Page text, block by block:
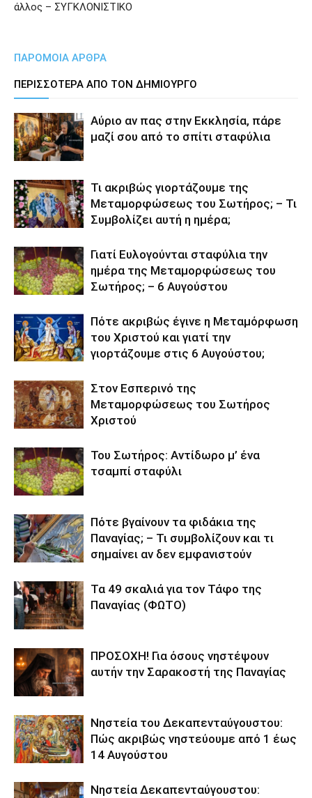
άλλος – ΣΥΓΚΛΟΝΙΣΤΙΚΟ
ΠΑΡΟΜΟΙΑ ΑΡΘΡΑ
ΠΕΡΙΣΣΟΤΕΡΑ ΑΠΟ ΤΟΝ ΔΗΜΙΟΥΡΓΟ
Αύριο αν πας στην Εκκλησία, πάρε
μαζί σου από το σπίτι σταφύλια
Τι ακριβώς γιορτάζουμε της
Μεταμορφώσεως του Σωτήρος; – Τι
Συμβολίζει αυτή η ημέρα;
Γιατί Ευλογούνται σταφύλια την
ημέρα της Μεταμορφώσεως του
Σωτήρος; – 6 Αυγούστου
Πότε ακριβώς έγινε η Μεταμόρφωση
του Χριστού και γιατί την
γιορτάζουμε στις 6 Αυγούστου;
Στον Εσπερινό της
Μεταμορφώσεως του Σωτήρος
Χριστού
Του Σωτήρος: Αντίδωρο μ’ ένα
τσαμπί σταφύλι
Πότε βγαίνουν τα φιδάκια της
Παναγίας; – Τι συμβολίζουν και τι
σημαίνει αν δεν εμφανιστούν
Τα 49 σκαλιά για τον Τάφο της
Παναγίας (ΦΩΤΟ)
ΠΡΟΣΟΧΗ! Για όσους νηστέψουν
αυτήν την Σαρακοστή της Παναγίας
Νηστεία του Δεκαπενταύγουστου:
Πώς ακριβώς νηστεύουμε από 1 έως
14 Αυγούστου
Νηστεία Δεκαπενταύγουστου: